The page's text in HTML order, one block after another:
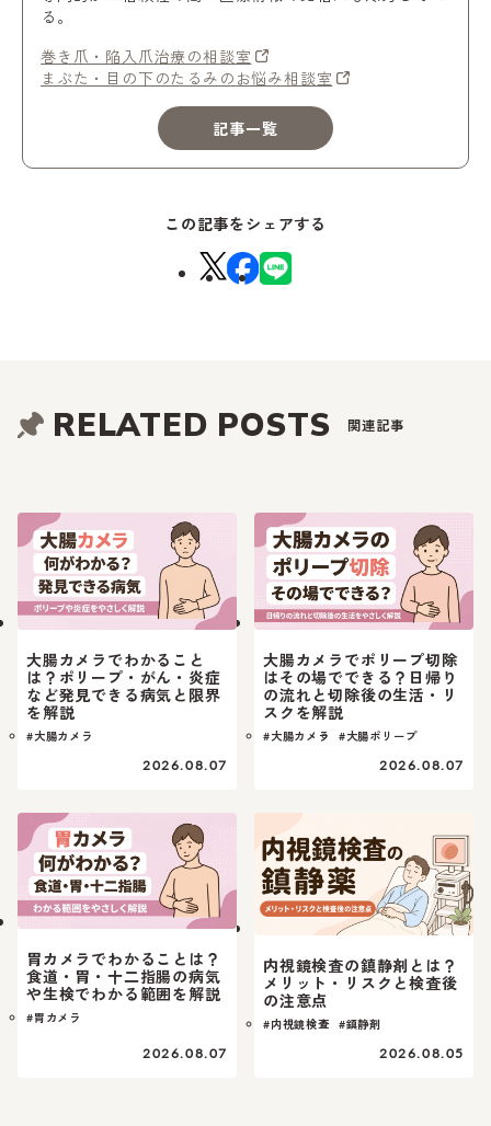
る。
巻き爪・陥入爪治療の相談室
まぶた・目の下のたるみのお悩み相談室
記事一覧
この記事をシェアする
RELATED POSTS 関連記事
大腸カメラでわかること
は？ポリープ・がん・炎症
など発見できる病気と限界
を解説
#大腸カメラ
2026.08.07
大腸カメラでポリープ切除
はその場でできる？日帰り
の流れと切除後の生活・リ
スクを解説
#大腸カメラ #大腸ポリープ
2026.08.07
胃カメラでわかることは？
食道・胃・十二指腸の病気
や生検でわかる範囲を解説
#胃カメラ
2026.08.07
内視鏡検査の鎮静剤とは？
メリット・リスクと検査後
の注意点
#内視鏡検査 #鎮静剤
2026.08.05